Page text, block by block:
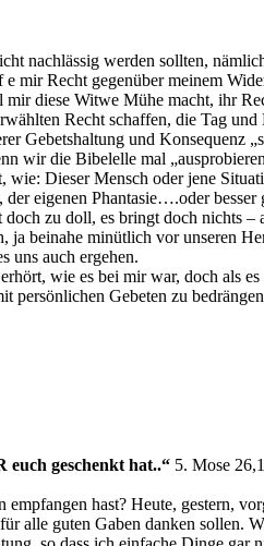
nachlässig werden sollten,
mir Recht gegenüber meinem
diese Witwe Mühe macht, ihr
Recht schaffen, die Tag
Gebetshaltung und
wir die Bibelelle mal
wie: Dieser Mensch oder jene
eigenen Phantasie….oder
zu doll, es bringt doch nichts
beinahe minütlich vor unseren
uns auch ergehen.
wie es bei mir war, doch als
persönlichen Gebeten zu
euch geschenkt hat..“ 5. Mose
hast? Heute, gestern,
alle guten Gaben danken sollen.